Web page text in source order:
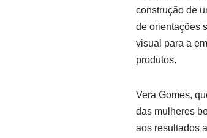
construção de
de orientações
visual para a
produtos.
Vera Gomes,
das mulheres
aos resultados